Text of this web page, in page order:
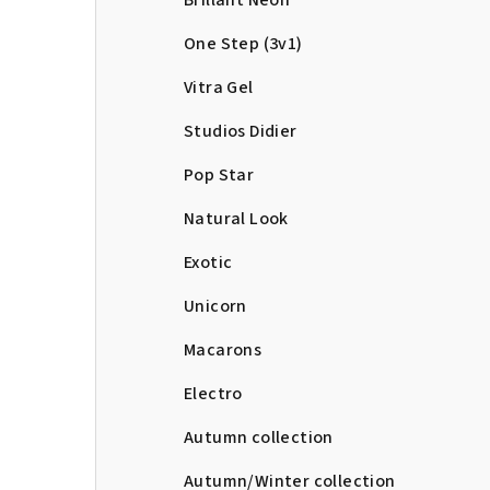
One Step (3v1)
Vitra Gel
Studios Didier
Pop Star
Natural Look
Exotic
Unicorn
Macarons
Electro
Autumn collection
Autumn/Winter collection